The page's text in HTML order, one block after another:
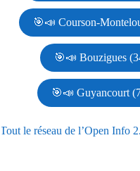
🎯📣 Courson-
🎯📣 Bouzigues
🎯📣 Guyancourt
Tout le réseau de l’Open Info